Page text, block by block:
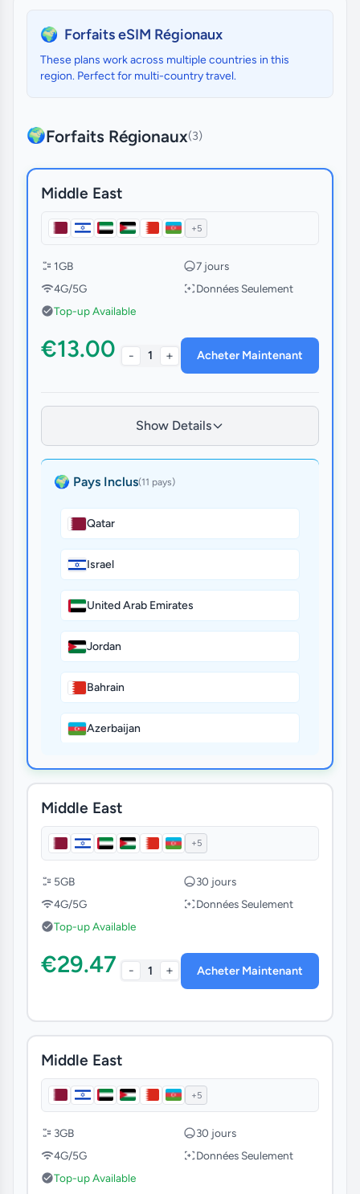
🌍 Forfaits eSIM Régionaux
These plans work across multiple countries in this
region. Perfect for multi-country travel.
🌍Forfaits Régionaux(3)
Middle East
+5
1GB
7 jours
4G/5G
Données Seulement
Top-up Available
€13.00 - 1 + Acheter Maintenant
Show Details
🌍 Pays Inclus(11 pays)
Qatar
Israel
United Arab Emirates
Jordan
Bahrain
Azerbaijan
Kuwait
Armenia
Saudi Arabia
Oman
Middle East
+5
5GB
30 jours
4G/5G
Données Seulement
Top-up Available
€29.47 - 1 + Acheter Maintenant
Middle East
+5
3GB
30 jours
4G/5G
Données Seulement
Top-up Available